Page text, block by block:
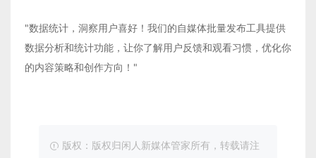
"数据统计，洞察用户喜好！我们的自媒体批量发布工具提供
数据分析和统计功能，让你了解用户反馈和观看习惯，优化你
的内容策略和创作方向！"
版权：版权归闲人新媒体管家所有，转载请注